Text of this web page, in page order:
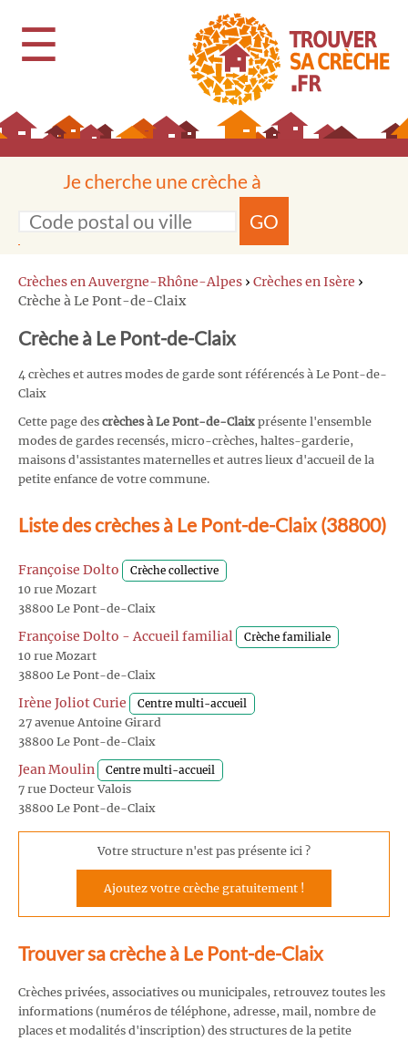
☰
Je cherche une crèche à
GO
Crèches en Auvergne-Rhône-Alpes › Crèches en Isère ›
Crèche à Le Pont-de-Claix
Crèche à Le Pont-de-Claix
4 crèches et autres modes de garde sont référencés à Le Pont-de-
Claix
Cette page des crèches à Le Pont-de-Claix présente l'ensemble
modes de gardes recensés, micro-crèches, haltes-garderie,
maisons d'assistantes maternelles et autres lieux d'accueil de la
petite enfance de votre commune.
Liste des crèches à Le Pont-de-Claix (38800)
Françoise Dolto Crèche collective
10 rue Mozart
38800 Le Pont-de-Claix
Françoise Dolto - Accueil familial Crèche familiale
10 rue Mozart
38800 Le Pont-de-Claix
Irène Joliot Curie Centre multi-accueil
27 avenue Antoine Girard
38800 Le Pont-de-Claix
Jean Moulin Centre multi-accueil
7 rue Docteur Valois
38800 Le Pont-de-Claix
Votre structure n'est pas présente ici ?
Ajoutez votre crèche gratuitement !
Trouver sa crèche à Le Pont-de-Claix
Crèches privées, associatives ou municipales, retrouvez toutes les
informations (numéros de téléphone, adresse, mail, nombre de
places et modalités d'inscription) des structures de la petite